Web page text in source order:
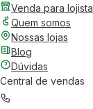
Venda para
Quem somos
Nossas lojas
Blog
Dúvidas
Central de vendas